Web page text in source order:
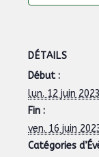
DÉTAILS
Début :
lun. 12 juin 2023
Fin :
ven. 16 juin
Catégories